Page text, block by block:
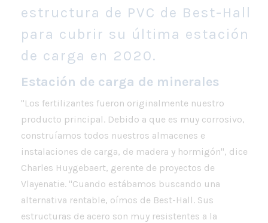
estructura de PVC de Best-Hall
para cubrir su última estación
de carga en 2020.
Estación de carga de minerales
"Los fertilizantes fueron originalmente nuestro
producto principal. Debido a que es muy corrosivo,
construíamos todos nuestros almacenes e
instalaciones de carga, de madera y hormigón", dice
Charles Huygebaert, gerente de proyectos de
Vlayenatie. "Cuando estábamos buscando una
alternativa rentable, oímos de Best-Hall. Sus
estructuras de acero son muy resistentes a la